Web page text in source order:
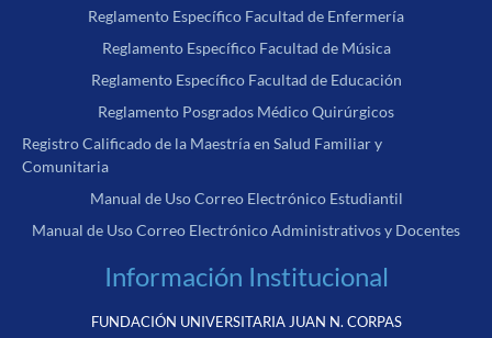
Reglamento Específico Facultad de Enfermería
Reglamento Específico Facultad de Música
Reglamento Específico Facultad de Educación
Reglamento Posgrados Médico Quirúrgicos
Registro Calificado de la Maestría en Salud Familiar y
Comunitaria
Manual de Uso Correo Electrónico Estudiantil
Manual de Uso Correo Electrónico Administrativos y Docentes
Información Institucional
FUNDACIÓN UNIVERSITARIA JUAN N. CORPAS